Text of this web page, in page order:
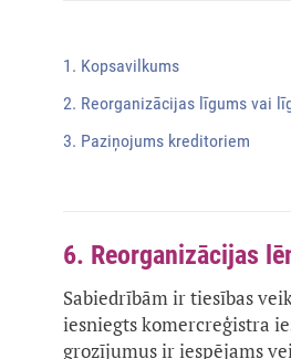
1. Kopsavilkums
2. Reorganizācijas līgums vai
3. Paziņojums kreditoriem
6. Reorganizācijas
Sabiedrībām ir tiesības
iesniegts komercreģistra
grozījumus ir iespējams